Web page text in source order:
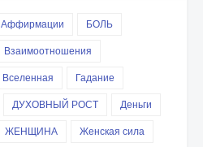
Аффирмации
БОЛЬ
Взаимоотношения
Вселенная
Гадание
ДУХОВНЫЙ РОСТ
Деньги
ЖЕНЩИНА
Женская сила